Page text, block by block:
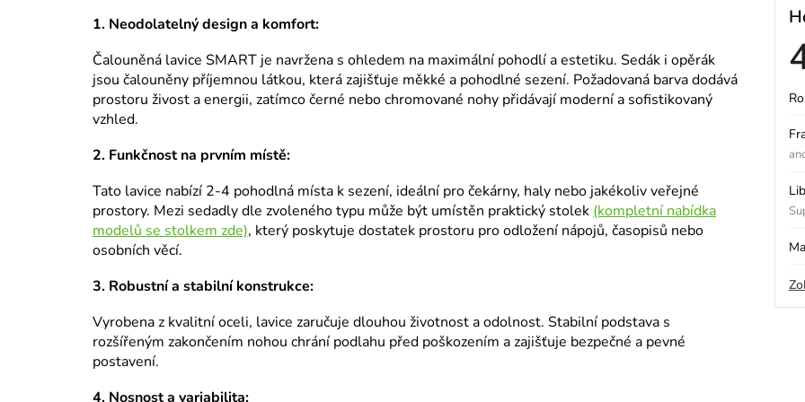
1. Neodolatelný design a komfort:
Čalouněná lavice SMART je navržena s ohledem na maximální pohodlí a estetiku. Sedák i opěrák
jsou čalouněny příjemnou látkou, která zajišťuje měkké a pohodlné sezení. Požadovaná barva dodává
prostoru živost a energii, zatímco černé nebo chromované nohy přidávají moderní a sofistikovaný
vzhled.
2. Funkčnost na prvním místě:
Tato lavice nabízí 2-4 pohodlná místa k sezení, ideální pro čekárny, haly nebo jakékoliv veřejné
prostory. Mezi sedadly dle zvoleného typu může být umístěn praktický stolek (kompletní nabídka
modelů se stolkem zde), který poskytuje dostatek prostoru pro odložení nápojů, časopisů nebo
osobních věcí.
3. Robustní a stabilní konstrukce:
Vyrobena z kvalitní oceli, lavice zaručuje dlouhou životnost a odolnost. Stabilní podstava s
rozšířeným zakončením nohou chrání podlahu před poškozením a zajišťuje bezpečné a pevné
postavení.
4. Nosnost a variabilita:
ý
p
i
s
h
o